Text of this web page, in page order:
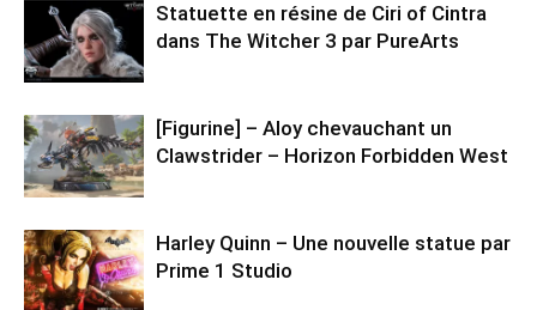
Statuette en résine de Ciri of Cintra
dans The Witcher 3 par PureArts
[Figurine] – Aloy chevauchant un
Clawstrider – Horizon Forbidden West
Harley Quinn – Une nouvelle statue par
Prime 1 Studio